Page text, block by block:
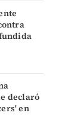
declaró
en